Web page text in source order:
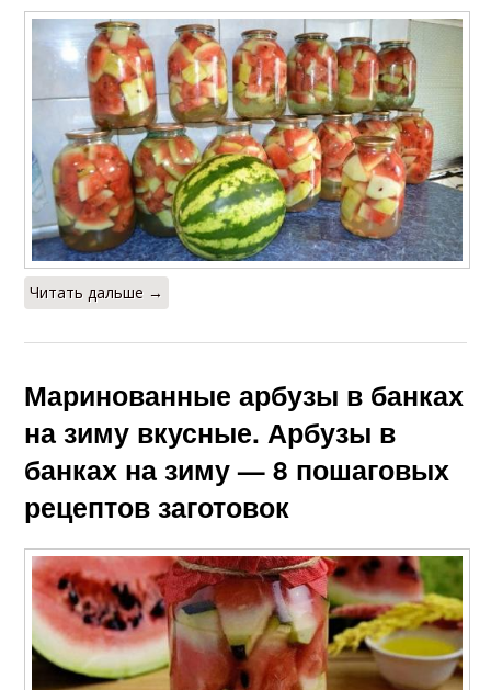
Читать дальше →
Маринованные арбузы в банках
на зиму вкусные. Арбузы в
банках на зиму — 8 пошаговых
рецептов заготовок